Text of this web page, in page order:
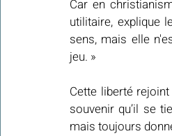
Car en
utilitaire, explique
sens, mais elle
jeu. »
Cette liberté
souvenir qu’il se
mais toujours